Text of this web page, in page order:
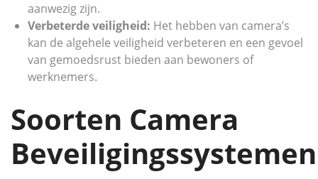
aanwezig zijn.
Verbeterde veiligheid: Het hebben van camera’s
kan de algehele veiligheid verbeteren en een gevoel
van gemoedsrust bieden aan bewoners of
werknemers.
Soorten Camera
Beveiligingssystemen